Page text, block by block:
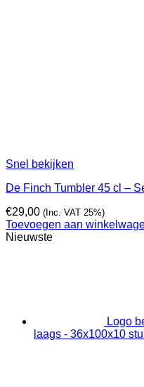
Snel bekijken
De Finch Tumbler 45 cl –
€29,00 (Inc. VAT 25%)
Toevoegen aan
Nieuwste
Logo
laags - 36x100x10